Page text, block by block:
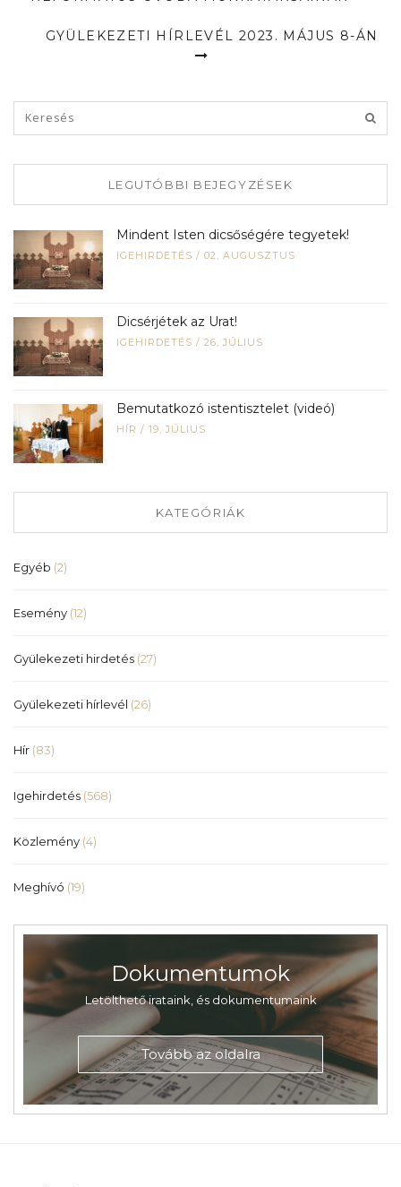
GYÜLEKEZETI HÍRLEVÉL 2023. MÁJUS 8-ÁN
LEGUTÓBBI BEJEGYZÉSEK
Mindent Isten dicsőségére tegyetek!
IGEHIRDETÉS / 02, AUGUSZTUS
Dicsérjétek az Urat!
IGEHIRDETÉS / 26, JÚLIUS
Bemutatkozó istentisztelet (videó)
HÍR / 19, JÚLIUS
KATEGÓRIÁK
Egyéb (2)
Esemény (12)
Gyülekezeti hirdetés (27)
Gyülekezeti hírlevél (26)
Hír (83)
Igehirdetés (568)
Közlemény (4)
Meghívó (19)
Dokumentumok
Letölthető irataink, és dokumentumaink
Tovább az oldalra